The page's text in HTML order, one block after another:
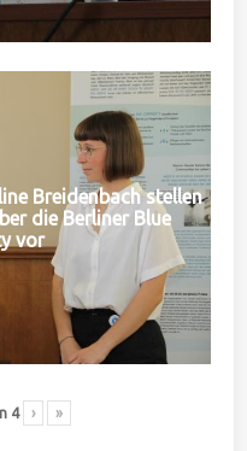
Breidenbach stellen
die Berliner Blue
vor
4 › »